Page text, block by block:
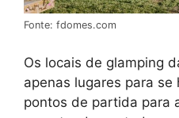
Fonte: fdomes.com
Os locais de glamping
apenas lugares para
pontos de partida para